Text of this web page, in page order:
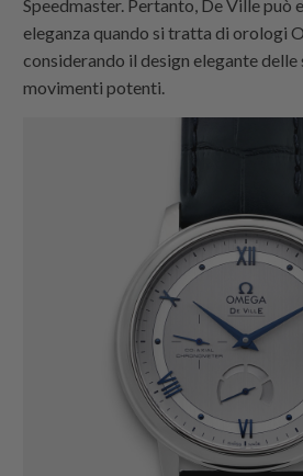
Speedmaster. Pertanto, De Ville può
eleganza quando si tratta di orologi
considerando il design elegante delle
movimenti potenti.